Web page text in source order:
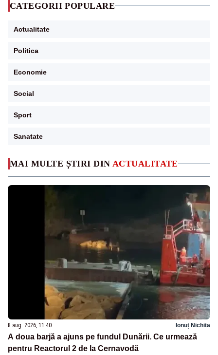
MAI MULTE ȘTIRI DIN ACTUALITATE
8 aug. 2026, 11:40 Ionuț Nichita
A doua barjă a ajuns pe fundul Dunării. Ce urmează
pentru Reactorul 2 de la Cernavodă
CATEGORII POPULARE
Actualitate
Politica
Economie
Social
Sport
Sanatate